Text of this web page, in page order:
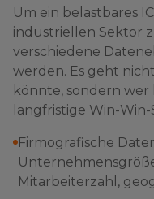
Um ein belastbares
industriellen Sektor
verschiedene
werden. Es geht
könnte, sondern
langfristige Win-
Firmografische
Mitarbeiterzahl,